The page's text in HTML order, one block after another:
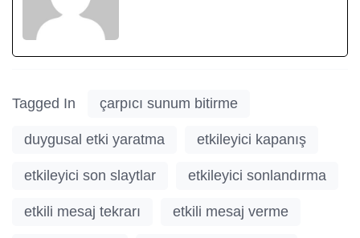
Tagged In çarpıcı sunum bitirme
duygusal etki yaratma etkileyici kapanış
etkileyici son slaytlar etkileyici sonlandırma
etkili mesaj tekrarı etkili mesaj verme